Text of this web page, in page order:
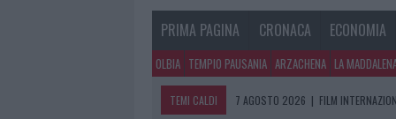
PRIMA PAGINA CRONACA ECONOMIA
OLBIA TEMPIO PAUSANIA ARZACHENA LA
TEMI CALDI 7 AGOSTO 2026 | FILM